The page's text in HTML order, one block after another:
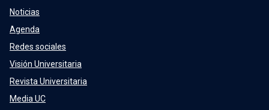
Noticias
Agenda
Redes sociales
Visión Universitaria
Revista Universitaria
Media UC